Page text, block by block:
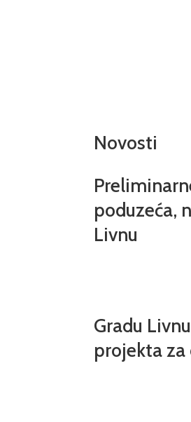
Novosti
poduzeća,
Livnu
Gradu
projekta za